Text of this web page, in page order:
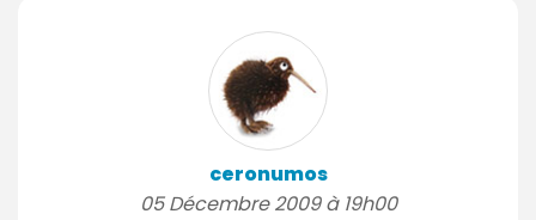
ceronumos
05 Décembre 2009 à 19h00